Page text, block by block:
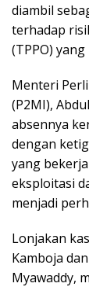
diambil
terhadap
(TPPO)
Menteri
(P2MI),
absennya
dengan
yang
eksploitasi
menjadi
Lonjakan
Kamboja
Myawaddy,